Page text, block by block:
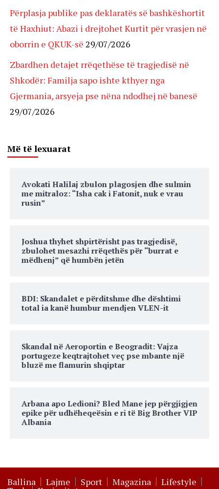
Përplasja publike pas deklaratës së bashkëshortit
të Haxhiut: Abazi i drejtohet Kurtit për vrasjen në
oborrin e QKUK-së 29/07/2026
Zbardhen detajet rrëqethëse të tragjedisë në
Shkodër: Familja sapo ishte kthyer nga
Gjermania, arsyeja pse nëna ndodhej në banesë
29/07/2026
Më të lexuarat
Avokati Halilaj zbulon plagosjen dhe sulmin
me mitraloz: “Isha cak i Fatonit, nuk e vrau
rusin”
Joshua thyhet shpirtërisht pas tragjedisë,
zbulohet mesazhi rrëqethës për “burrat e
mëdhenj” që humbën jetën
BDI: Skandalet e përditshme dhe dështimi
total ia kanë humbur mendjen VLEN-it
Skandal në Aeroportin e Beogradit: Vajza
portugeze keqtrajtohet veç pse mbante një
bluzë me flamurin shqiptar
Arbana apo Ledioni? Bled Mane jep përgjigjen
epike për udhëheqeësin e ri të Big Brother VIP
Albania
Ballina Lajme Sport Magazina Lifestyle